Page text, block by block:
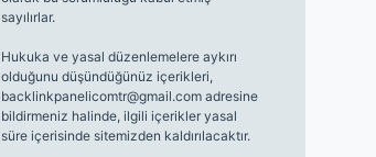
sayılırlar.
Hukuka ve yasal düzenlemelere aykırı
olduğunu düşündüğünüz içerikleri,
backlinkpanelicomtr@gmail.comadresine
bildirmeniz halinde, ilgili içerikler yasal
süre içerisinde sitemizden kaldırılacaktır.